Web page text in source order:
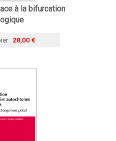
à la bifurcation
28,00 €